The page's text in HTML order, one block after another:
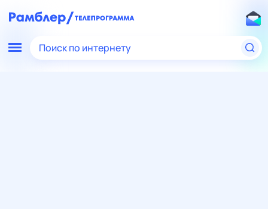
Поиск по интернету